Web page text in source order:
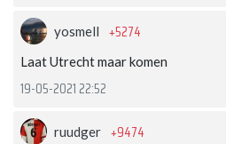
yosmell +5274
Laat Utrecht maar komen
19-05-2021 22:52
ruudger +9474